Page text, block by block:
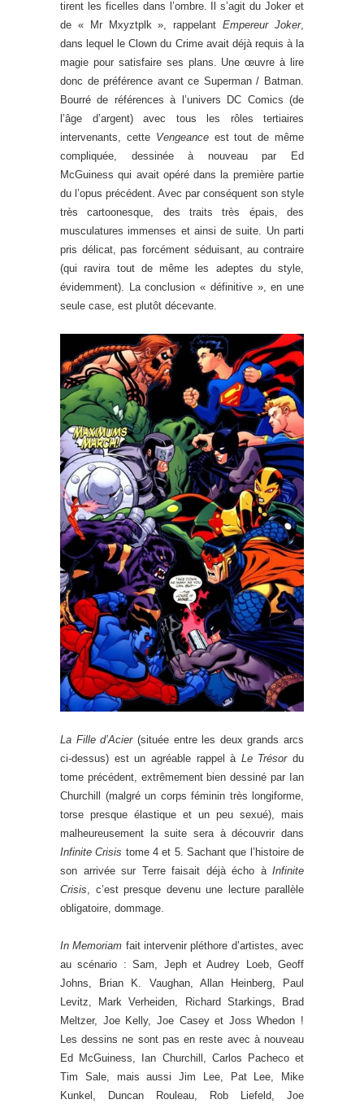
tirent les ficelles dans l’ombre. Il s’agit du Joker et
de « Mr Mxyztplk », rappelant Empereur Joker,
dans lequel le Clown du Crime avait déjà requis à la
magie pour satisfaire ses plans. Une œuvre à lire
donc de préférence avant ce Superman / Batman.
Bourré de références à l’univers DC Comics (de
l’âge d’argent) avec tous les rôles tertiaires
intervenants, cette Vengeanceest tout de même
compliquée, dessinée à nouveau par Ed
McGuiness qui avait opéré dans la première partie
du l’opus précédent. Avec par conséquent son style
très cartoonesque, des traits très épais, des
musculatures immenses et ainsi de suite. Un parti
pris délicat, pas forcément séduisant, au contraire
(qui ravira tout de même les adeptes du style,
évidemment). La conclusion « définitive », en une
seule case, est plutôt décevante.
La Fille d’Acier(située entre les deux grands arcs
ci-dessus) est un agréable rappel à Le Trésordu
tome précédent, extrêmement bien dessiné par Ian
Churchill (malgré un corps féminin très longiforme,
torse presque élastique et un peu sexué), mais
malheureusement la suite sera à découvrir dans
Infinite Crisis tome 4 et 5. Sachant que l’histoire de
son arrivée sur Terre faisait déjà écho à Infinite
Crisis , c’est presque devenu une lecture parallèle
obligatoire, dommage.
In Memoriam fait intervenir pléthore d’artistes, avec
au scénario : Sam, Jeph et Audrey Loeb, Geoff
Johns, Brian K. Vaughan, Allan Heinberg, Paul
Levitz, Mark Verheiden, Richard Starkings, Brad
Meltzer, Joe Kelly, Joe Casey et Joss Whedon !
Les dessins ne sont pas en reste avec à nouveau
Ed McGuiness, Ian Churchill, Carlos Pacheco et
Tim Sale, mais aussi Jim Lee, Pat Lee, Mike
Kunkel, Duncan Rouleau, Rob Liefeld, Joe